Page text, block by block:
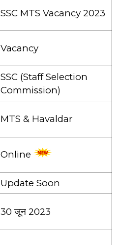
SSC MTS Vacancy 2023
Vacancy
SSC (Staff Selection
Commission)
MTS & Havaldar
Online
Update Soon
30 जून 2023